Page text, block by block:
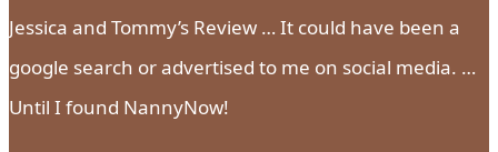
Jessica and Tommy’s Review … It could have been a
google search or advertised to me on social media. …
Until I found NannyNow!